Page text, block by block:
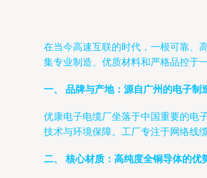
在当今高速互联的时代，一根可靠、
集专业制造、优质材料和严格品控于
一、 品牌与产地：源自广州的电子制
优康电子电缆厂坐落于中国重要的电
技术与环境保障。工厂专注于网络线
二、 核心材质：高纯度全铜导体的优